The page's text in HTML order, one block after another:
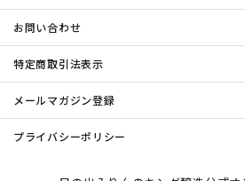
お問い合わせ
特定商取引法表示
メールマガジン登録
プライバシーポリシー